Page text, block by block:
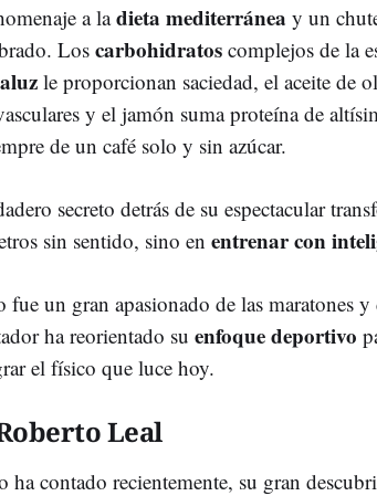
a ladieta mediterránea y un
Loscarbohidratos complejos de la
le proporcionan saciedad, el aceite de
y el jamón suma proteína de
de un café solo y sin azúcar.
secreto detrás de su espectacular
sin sentido, sino en entrenar con
fue un gran apasionado de las maratones y
ha reorientado su enfoque deportivo
el físico que luce hoy.
Leal
contado recientemente, su gran